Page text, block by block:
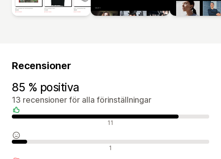
Recensioner
85 % positiva
13 recensioner för alla förinställningar
Positiva recensioner 11
Neutrala recensioner 1